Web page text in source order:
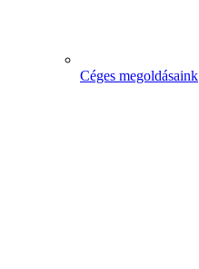
Céges megoldásaink